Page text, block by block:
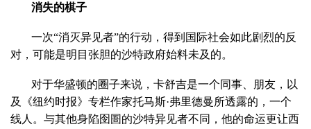
消失的棋子
一次“消灭异见者”的行动，得到国际社会如此剧烈的反
对，可能是明目张胆的沙特政府始料未及的。
对于华盛顿的圈子来说，卡舒吉是一个同事、朋友，以
及《纽约时报》专栏作家托马斯·弗里德曼所透露的，一个
线人。与其他身陷囹圄的沙特异见者不同，他的命运更让西